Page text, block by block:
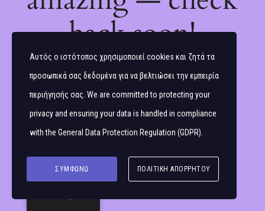
back soon!
Αυτός ο ιστότοπος χρησιμοποιεί cookies και ζητά τα
προσωπικά σας δεδομένα για να βελτιώσει την εμπειρία
περιήγησής σας. We are committed to protecting your
privacy and ensuring your data is handled in compliance
with the General Data Protection Regulation (GDPR)
ΣΥΜΦΩΝΏ ΠΟΛΙΤΙΚΉ ΑΠΟΡΡΉΤΟΥ